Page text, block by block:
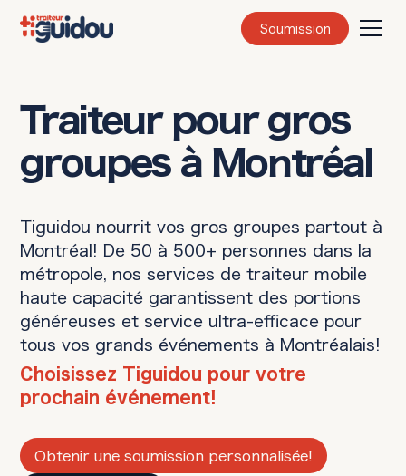
Soumission
Traiteur pour gros
groupes à Montréal
Tiguidou nourrit vos gros groupes partout à
Montréal! De 50 à 500+ personnes dans la
métropole, nos services de traiteur mobile
haute capacité garantissent des portions
généreuses et service ultra-efficace pour
tous vos grands événements à Montréalais!
Choisissez Tiguidou pour votre
prochain événement!
Obtenir une soumission personnalisée!